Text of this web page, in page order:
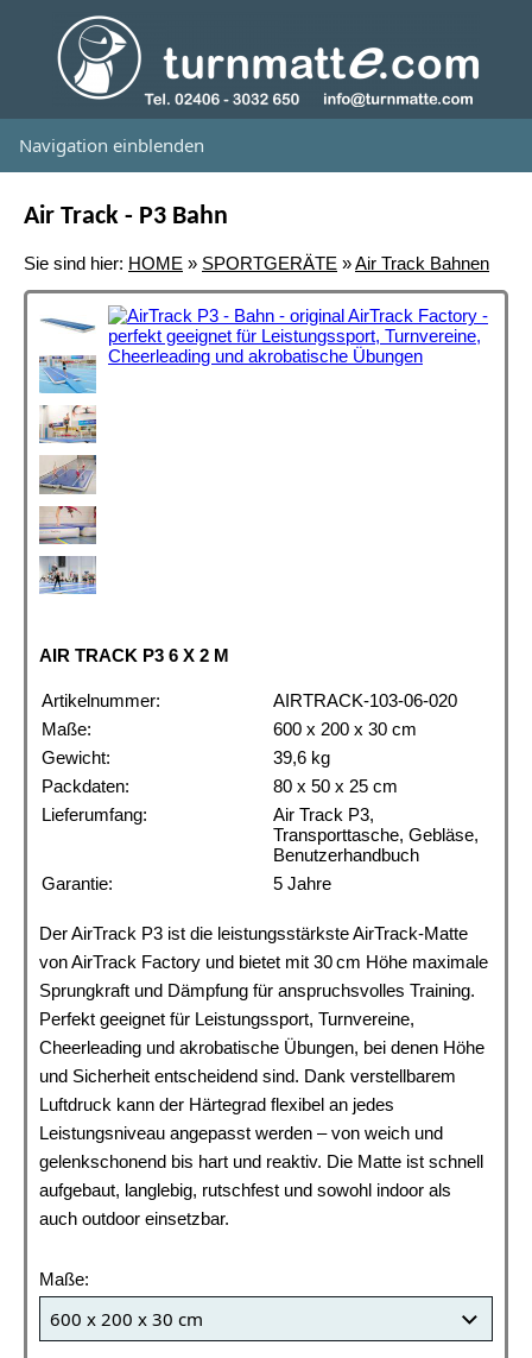
Navigation einblenden
Air Track - P3 Bahn
Sie sind hier: HOME » SPORTGERÄTE »Air Track Bahnen
AIR TRACK P3 6 X 2 M
Artikelnummer:
AIRTRACK-103-06-020
Maße:
600 x 200 x 30 cm
Gewicht:
39,6 kg
Packdaten:
80 x 50 x 25 cm
Lieferumfang:
Air Track P3,
Transporttasche, Gebläse,
Benutzerhandbuch
Garantie:
5 Jahre
Der AirTrack P3 ist die leistungsstärkste AirTrack-Matte
von AirTrack Factory und bietet mit 30 cm Höhe maximale
Sprungkraft und Dämpfung für anspruchsvolles Training.
Perfekt geeignet für Leistungssport, Turnvereine,
Cheerleading und akrobatische Übungen, bei denen Höhe
und Sicherheit entscheidend sind. Dank verstellbarem
Luftdruck kann der Härtegrad flexibel an jedes
Leistungsniveau angepasst werden – von weich und
gelenkschonend bis hart und reaktiv. Die Matte ist schnell
aufgebaut, langlebig, rutschfest und sowohl indoor als
auch outdoor einsetzbar.
Maße: